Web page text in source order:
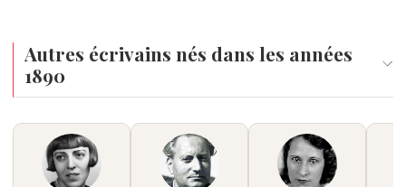
Autres écrivains nés dans les années
1890